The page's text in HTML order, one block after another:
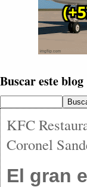
Buscar este blog
KFC
Coronel
El gran